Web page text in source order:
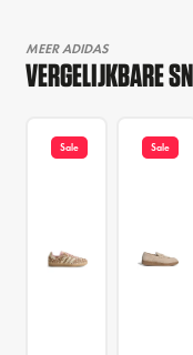
MEER ADIDAS
VERGELIJKBARE
Sale Sale